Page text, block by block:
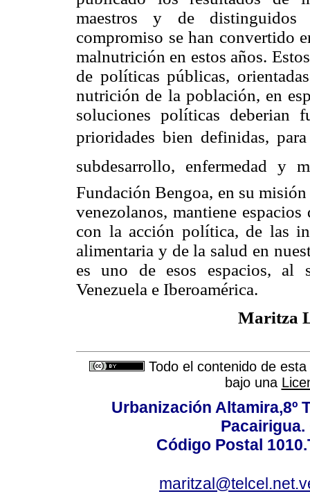
maestros y de distinguidos
compromiso se han convertido
malnutrición en estos años.
de políticas públicas,
nutrición de la población, en
soluciones políticas deberian
prioridades bien definidas,
subdesarrollo, enfermedad y
Fundación Bengoa, en su
venezolanos, mantiene
con la acción política, de las
alimentaria y de la salud en
es uno de esos espacios, al
Venezuela e Iberoamérica.
Maritza
Todo el contenido de
bajo una
Urbanización Altamira,8º
Pacairigua.
Código Postal